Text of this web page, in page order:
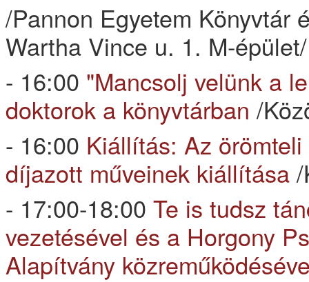
/Pannon Egyetem Könyvtár
Wartha Vince u. 1. M-épület/
- 16:00 "Mancsolj velünk a
doktorok a könyvtárban /
- 16:00 Kiállítás: Az
díjazott műveinek kiállítása/
- 17:00-18:00 Te is tudsz
vezetésével és a Horgony
Alapítvány